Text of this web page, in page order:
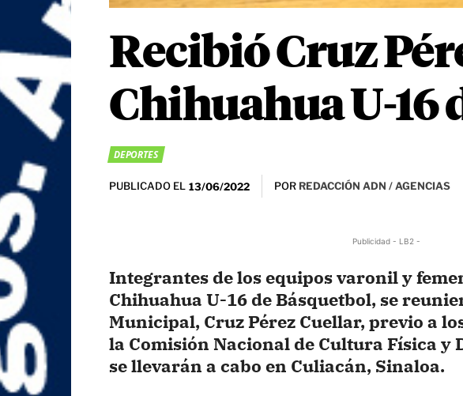
Recibió Cruz
Chihuahua U-16
DEPORTES
PUBLICADO EL 13/06/2022 POR REDACCIÓN ADN / AGENCIAS
Publicidad - LB2 -
Integrantes de los equipos varonil y
Chihuahua U-16 de Básquetbol, se
Municipal, Cruz Pérez Cuellar, previo a
la Comisión Nacional de Cultura Física y
se llevarán a cabo en Culiacán, Sinaloa.